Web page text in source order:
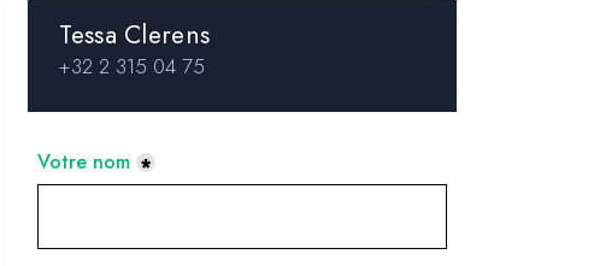
Tessa Clerens
+32 2 315 04 75